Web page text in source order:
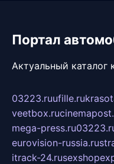
Портал
Актуальный каталог
03223.ruufille.ru
veetbox.ru
mega-press.ru
eurovision-russia.ru
itrack-24.ru